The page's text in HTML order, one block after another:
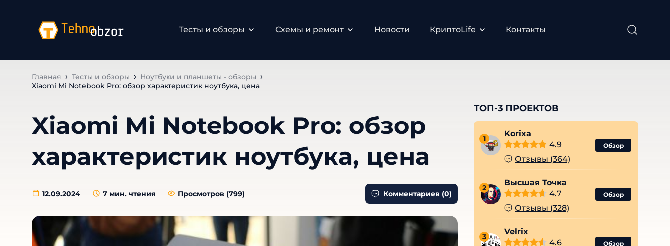
Тесты и обзоры Схемы и ремонт Новости КриптоLife Контакты
Главная Тесты и обзоры
Ноутбуки и планшеты - обзоры
Xiaomi Mi Notebook Pro: обзор характеристик ноутбука, цена
Xiaomi Mi Notebook Pro: обзор
характеристик ноутбука, цена
12.09.2024 7 мин. чтения Просмотров (799) Комментариев (0)
ТОП-3 ПРОЕКТОВ
1
Korixa
4.9
Отзывы (364)
Обзор
2
Высшая Точка
4.7
Отзывы (328)
Обзор
3
Velrix
4.6
Обзор